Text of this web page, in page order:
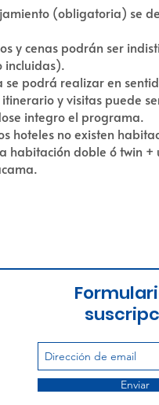
(obligatoria) se
y cenas podrán ser
incluidas).
se podrá realizar en
itinerario y visitas puede
integro el programa.
hoteles no existen
habitación doble ó twin
Enviar